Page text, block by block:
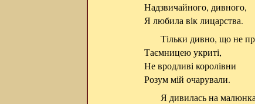
Надзвичайного, дивного,
Я любила вік лицарства.
Тільки дивно, що не
Таємницею укриті,
Не вродливі королівни
Розум мій очарували.
Я дивилась на